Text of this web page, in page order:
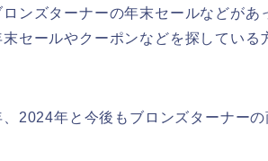
ンズターナーの年末セールなどがあ
セールやクーポンなどを探している
2024年と今後もブロンズターナーの